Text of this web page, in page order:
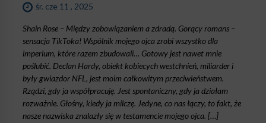
śr. cze 11 , 2025
Shain Rose – Między zobowiązaniem a zdradą. Gorący romans –
sensacja TikToka! Wspólnik mojego ojca zrobi wszystko dla
imperium, które razem zbudowali… Gotowy jest nawet mnie
poślubić. Declan Hardy, obiekt kobiecych westchnień, miliarder i
były gwiazdor NFL, jest moim całkowitym przeciwieństwem.
Rządzi, gdy ja współpracuję. Jest spontaniczny, gdy ja działam
rozważnie. Głośny, kiedy ja milczę. Jedyne, co nas łączy, to fakt, że
nasze nazwiska znalazły się w testamencie mojego ojca. […]